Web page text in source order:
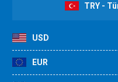
TRY -
USD
EUR